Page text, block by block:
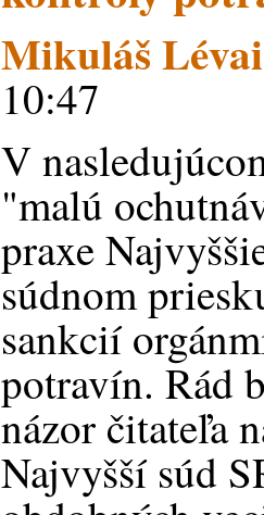
Mikuláš Lévai
10:47
V
"malú
praxe
súdnom
sankcií
potravín. Rád
názor čitateľa
Najvyšší súd